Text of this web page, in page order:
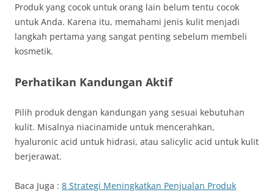
Produk yang cocok untuk orang lain belum tentu cocok
untuk Anda. Karena itu, memahami jenis kulit menjadi
langkah pertama yang sangat penting sebelum membeli
kosmetik.
Perhatikan Kandungan Aktif
Pilih produk dengan kandungan yang sesuai kebutuhan
kulit. Misalnya niacinamide untuk mencerahkan,
hyaluronic acid untuk hidrasi, atau salicylic acid untuk kulit
berjerawat.
Baca Juga : 8 Strategi Meningkatkan Penjualan Produk